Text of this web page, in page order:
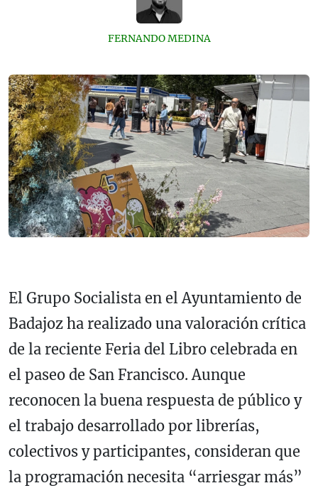
FERNANDO MEDINA
El Grupo Socialista en el Ayuntamiento de
Badajoz ha realizado una valoración crítica
de la reciente Feria del Libro celebrada en
el paseo de San Francisco. Aunque
reconocen la buena respuesta de público y
el trabajo desarrollado por librerías,
colectivos y participantes, consideran que
la programación necesita “arriesgar más”